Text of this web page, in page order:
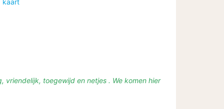
kaart
vriendelijk, toegewijd en netjes . We komen hier